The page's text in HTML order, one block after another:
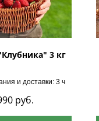
3 кг
и доставки: 3 ч
руб.